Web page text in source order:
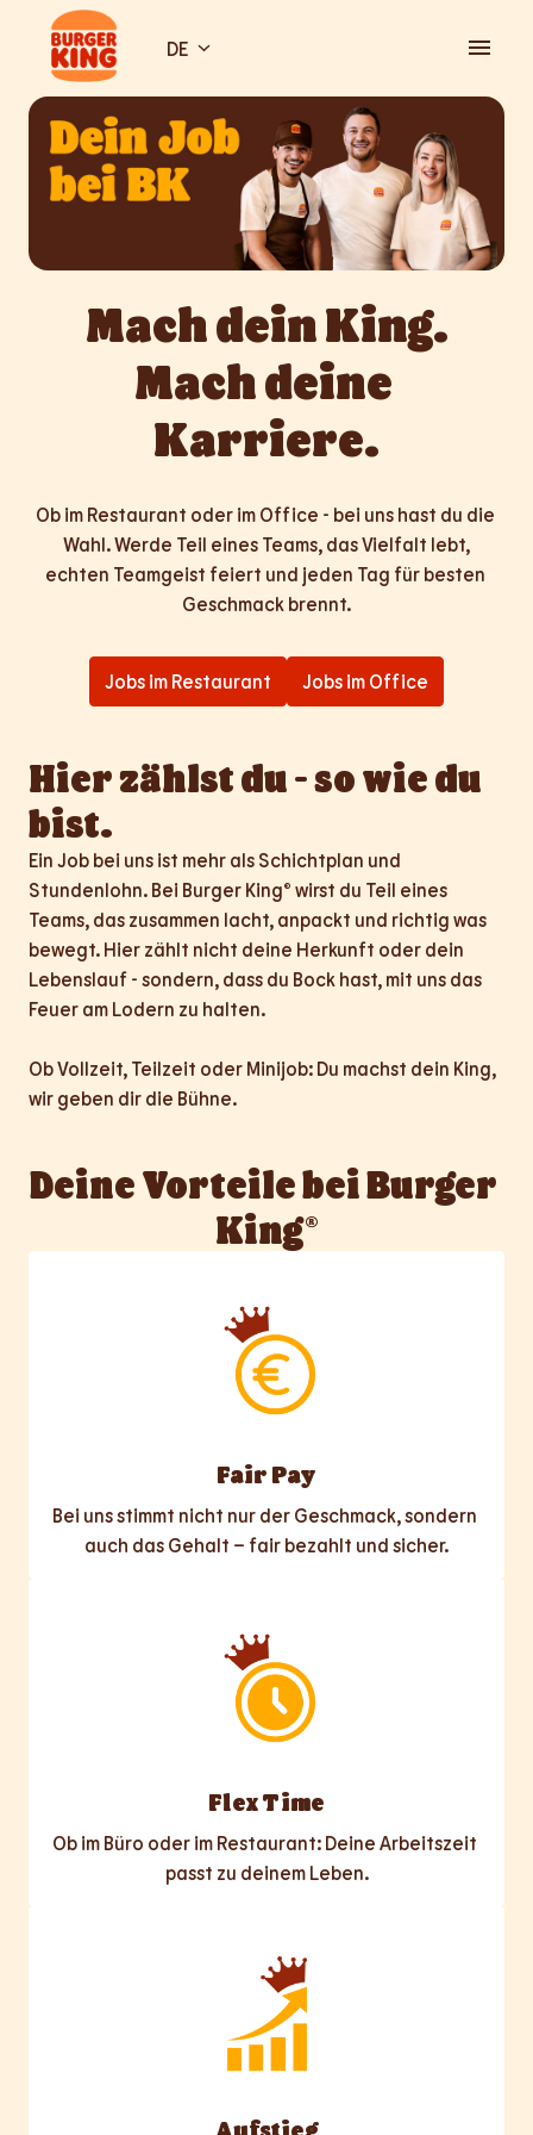
springenStartseite DE
Mach dein King.
Mach deine
Karriere.
Ob im Restaurant oder im Office - bei uns hast du die
Wahl. Werde Teil eines Teams, das Vielfalt lebt,
echten Teamgeist feiert und jeden Tag für besten
Geschmack brennt.
Jobs im Restaurant Jobs im Office
Hier zählst du - so wie du
bist.
Ein Job bei uns ist mehr als Schichtplan und
Stundenlohn. Bei Burger King® wirst du Teil eines
Teams, das zusammen lacht, anpackt und richtig was
bewegt. Hier zählt nicht deine Herkunft oder dein
Lebenslauf - sondern, dass du Bock hast, mit uns das
Feuer am Lodern zu halten.
Ob Vollzeit, Teilzeit oder Minijob: Du machst dein King,
wir geben dir die Bühne.
Deine Vorteile bei Burger
King®
Fair Pay
Bei uns stimmt nicht nur der Geschmack, sondern
auch das Gehalt – fair bezahlt und sicher.
Flex Time
Ob im Büro oder im Restaurant: Deine Arbeitszeit
passt zu deinem Leben.
Aufstieg